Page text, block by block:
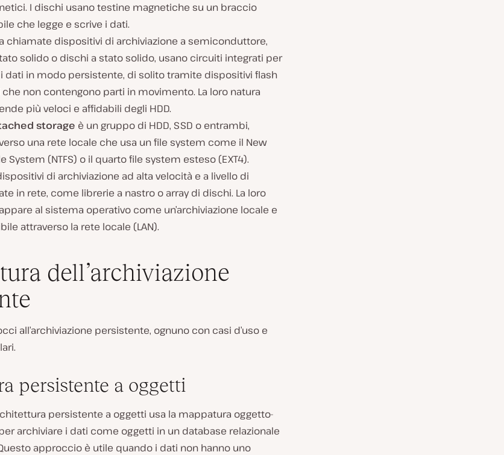
I dischi usano testine magnetiche su un braccio
che legge e scrive i dati.
chiamate dispositivi di archiviazione a semiconduttore,
solido o dischi a stato solido, usano circuiti integrati per
dati in modo persistente, di solito tramite dispositivi flash
non contengono parti in movimento. La loro natura
più veloci e affidabili degli HDD.
storage è un gruppo di HDD, SSD o entrambi,
una rete locale che usa un file system come il New
System (NTFS) o il quarto file system esteso (EXT4).
di archiviazione ad alta velocità e a livello di
in rete, come librerie a nastro o array di dischi. La loro
al sistema operativo come un’archiviazione locale e
attraverso la rete locale (LAN).
dell’archiviazione
all’archiviazione persistente, ognuno con casi d’uso e
persistente a oggetti
persistente a oggetti usa la mappatura oggetto-
archiviare i dati come oggetti in un database relazionale
approccio è utile quando i dati non hanno uno